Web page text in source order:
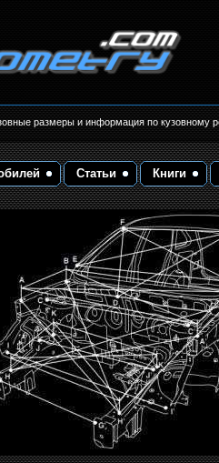
Геометрия кузова
размеры и информация по кузовному
Статьи Книги